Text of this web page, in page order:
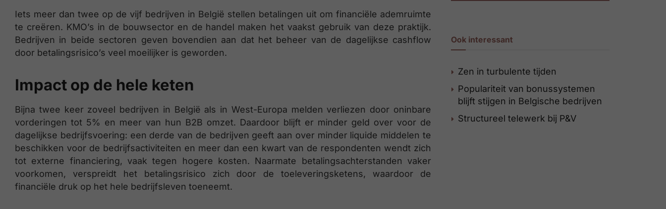
Iets meer dan twee op de vijf bedrijven in België stellen betalingen uit om financiële ademruimte
te creëren. KMO’s in de bouwsector en de handel maken het vaakst gebruik van deze praktijk.
Bedrijven in beide sectoren geven bovendien aan dat het beheer van de dagelijkse cashflow
door betalingsrisico’s veel moeilijker is geworden.
Impact op de hele keten
Bijna twee keer zoveel bedrijven in België als in West-Europa melden verliezen door oninbare
vorderingen tot 5% en meer van hun B2B omzet. Daardoor blijft er minder geld over voor de
dagelijkse bedrijfsvoering: een derde van de bedrijven geeft aan over minder liquide middelen te
beschikken voor de bedrijfsactiviteiten en meer dan een kwart van de respondenten wendt zich
tot externe financiering, vaak tegen hogere kosten. Naarmate betalingsachterstanden vaker
voorkomen, verspreidt het betalingsrisico zich door de toeleveringsketens, waardoor de
financiële druk op het hele bedrijfsleven toeneemt.
Ook interessant
Zen in turbulente tijden
Populariteit van bonussystemen
blijft stijgen in Belgische bedrijven
Structureel telewerk bij P&V